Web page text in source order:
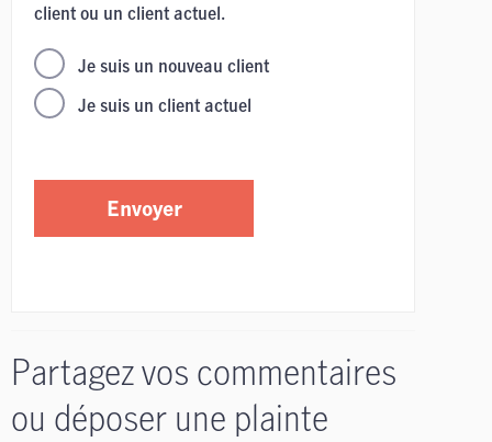
client ou un client actuel.
Je suis un nouveau client
Je suis un client actuel
Envoyer
Partagez vos commentaires
ou déposer une plainte